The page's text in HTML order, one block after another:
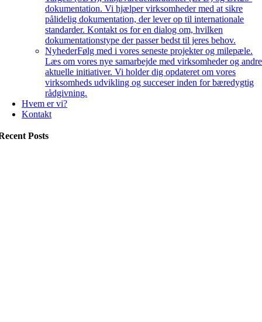
dokumentation. Vi hjælper virksomheder med at sikre
pålidelig dokumentation, der lever op til internationale
standarder. Kontakt os for en dialog om, hvilken
dokumentationstype der passer bedst til jeres behov.
NyhederFølg med i vores seneste projekter og milepæle.
Læs om vores nye samarbejde med virksomheder og andre
aktuelle initiativer. Vi holder dig opdateret om vores
virksomheds udvikling og succeser inden for bæredygtig
rådgivning.
Hvem er vi?
Kontakt
Posts